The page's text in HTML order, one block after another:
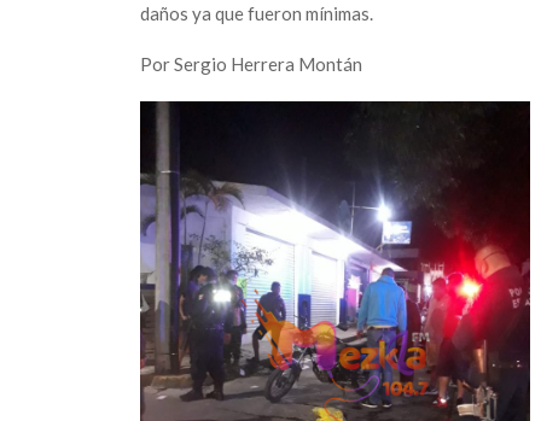
daños ya que fueron mínimas.
Por Sergio Herrera Montán